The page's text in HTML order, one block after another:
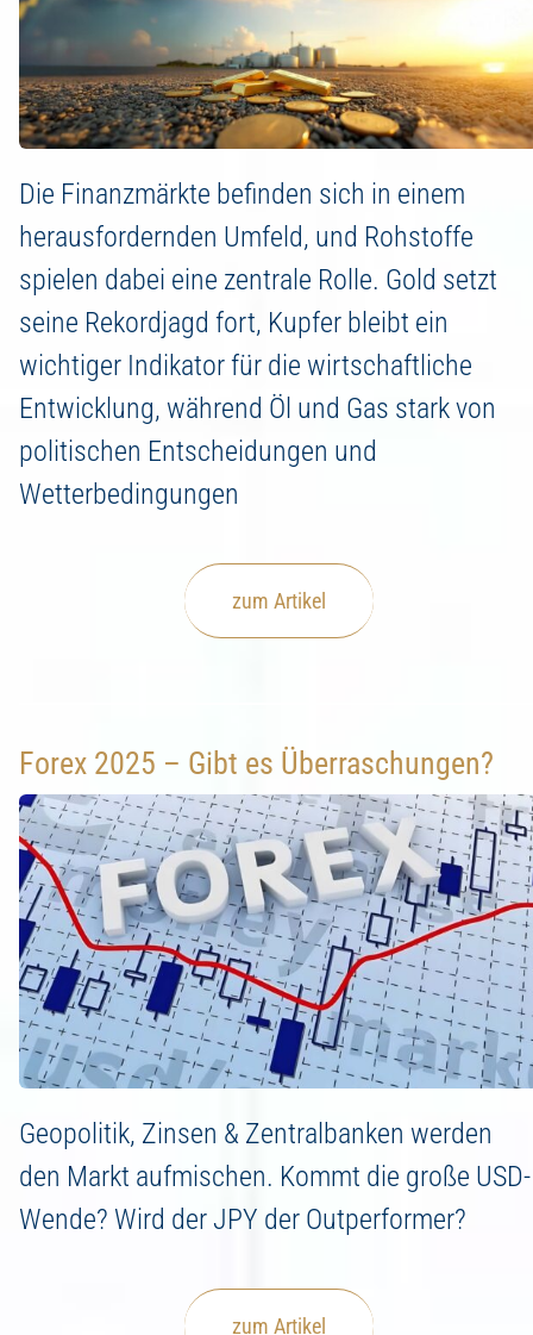
Die Finanzmärkte befinden sich in einem
herausfordernden Umfeld, und Rohstoffe
spielen dabei eine zentrale Rolle. Gold setzt
seine Rekordjagd fort, Kupfer bleibt ein
wichtiger Indikator für die wirtschaftliche
Entwicklung, während Öl und Gas stark von
politischen Entscheidungen und
Wetterbedingungen
zum Artikel
Forex 2025 – Gibt es Überraschungen?
Geopolitik, Zinsen & Zentralbanken werden
den Markt aufmischen. Kommt die große USD-
Wende? Wird der JPY der Outperformer?
zum Artikel